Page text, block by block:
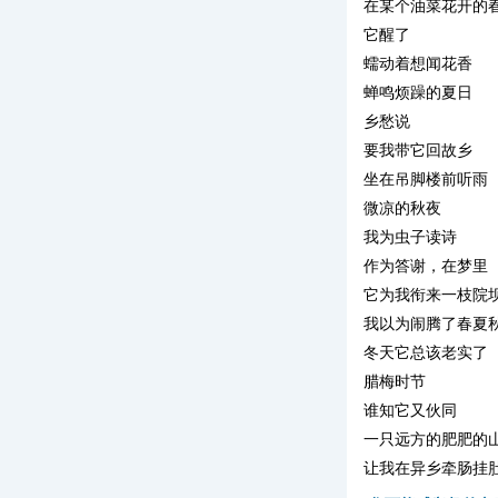
在某个油菜花开的
它醒了
蠕动着想闻花香
蝉鸣烦躁的夏日
乡愁说
要我带它回故乡
坐在吊脚楼前听雨
微凉的秋夜
我为虫子读诗
作为答谢，在梦里
它为我衔来一枝院
我以为闹腾了春夏
冬天它总该老实了
腊梅时节
谁知它又伙同
一只远方的肥肥的
让我在异乡牵肠挂